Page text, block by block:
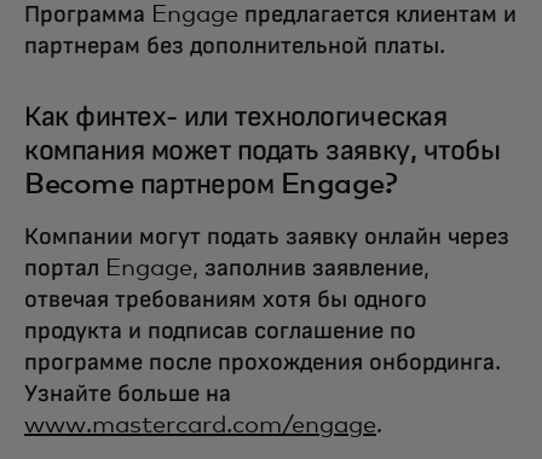
Программа Engage предлагается клиентам и
партнерам без дополнительной платы.
Как финтех- или технологическая
компания может подать заявку, чтобы
Become партнером Engage?
Компании могут подать заявку онлайн через
портал Engage, заполнив заявление,
отвечая требованиям хотя бы одного
продукта и подписав соглашение по
программе после прохождения онбординга.
Узнайте больше на
www.mastercard.com/engage.